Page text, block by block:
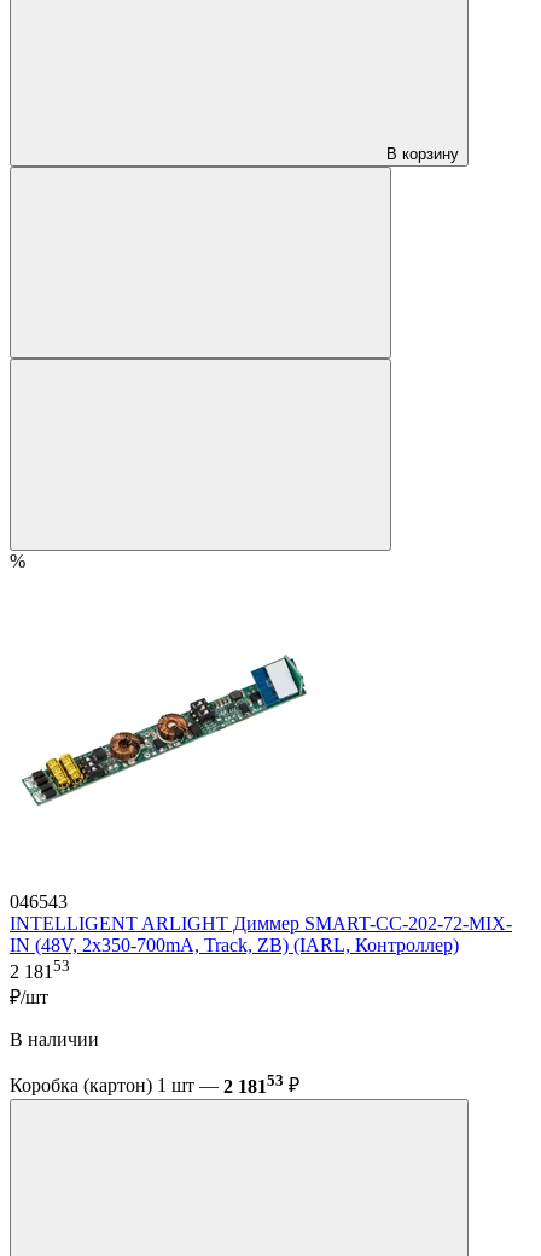
В корзину
%
046543
INTELLIGENT ARLIGHT Диммер SMART-CC-202-72-MIX-
IN (48V, 2x350-700mA, Track, ZB) (IARL, Контроллер)
2 18153
₽/шт
В наличии
Коробка (картон) 1 шт — 2 18153 ₽